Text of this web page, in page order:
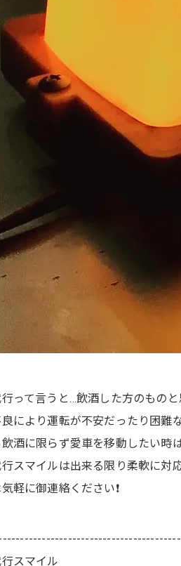
って言うと…飲酒した方のもの
良により運転が不安だったり困
酒に限らず愛車を移動したい時
スマイルは出来る限り柔軟に対
軽に御連絡ください❗️
スマイル